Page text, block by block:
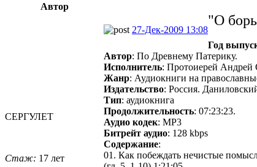
Автор
СЕРГУЛЕТ
Стаж: 17 лет
27-Дек-2009 13:08
"О
Год
Автор: По Древнему Патерику.
Исполнитель: Протоиерей Андрей
Жанр: Аудиокниги на
Издательство: Россия.
Тип: аудиокнига
Продолжительность: 07:23:23.
Аудио кодек: MP3
Битрейт аудио: 128 kbps
Содержание:
01. Как побеждать нечистые